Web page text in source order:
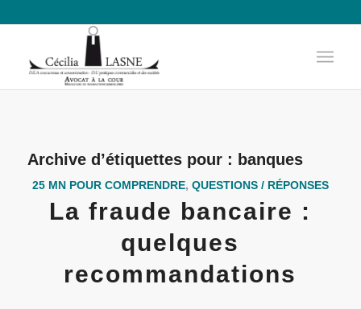
Archive d’étiquettes pour : banques
25 MN POUR COMPRENDRE, QUESTIONS / RÉPONSES
La fraude bancaire :
quelques
recommandations